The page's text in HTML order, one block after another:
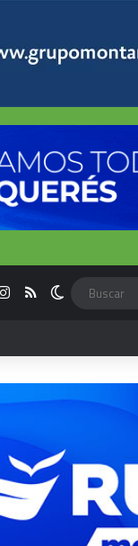
Instagram
RSS Switch skin